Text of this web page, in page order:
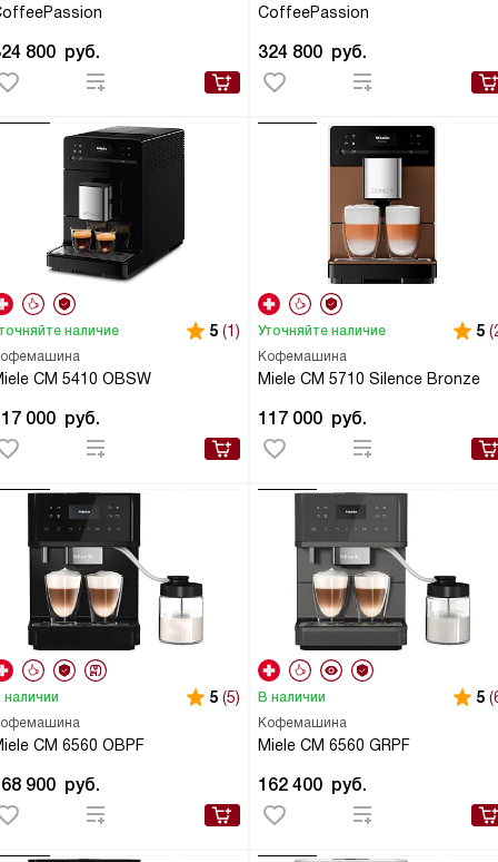
800 руб.
CoffeePassion
324 800 руб.
CM 5410 OBSW
наличие 5 (1)
000 руб.
Кофемашина
Miele CM 5710 Silence Bronze
Уточняйте наличие 5
117 000 руб.
CM 6560 OBPF
наличии 5 (5)
900 руб.
Кофемашина
Miele CM 6560 GRPF
В наличии 5
162 400 руб.